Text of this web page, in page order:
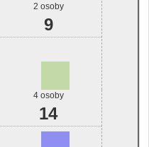
2 osoby
9
4 osoby
14